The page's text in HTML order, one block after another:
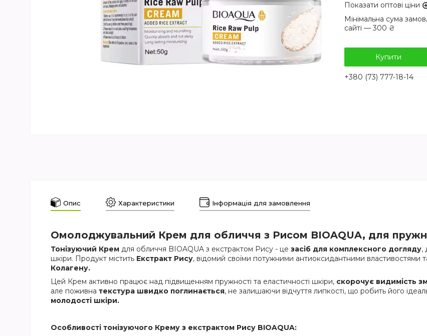
Показати оптові ціни
Мінімальна сума
сайті — 300 ₴
Купити
+380 (73) 777-18-14
Опис Характеристики Інформація для замовлення
Омолоджувальний Крем для обличчя з Рисом BIOAQUA, для
Тонізуючий Крем для обличчя BIOAQUA з екстрактом Рису - це засіб для комплексного догляду,
шкіри. Продукт містить Екстракт Рису, відомий своїми потужними антиоксидантними властивостями
Колагену.
Цей Крем активно працює над підвищенням пружності та еластичності шкіри, скорочує видимість
але поживна текстура швидко поглинається, не залишаючи відчуття липкості, що робить його
молодості шкіри.
Особливості тонізуючого Крему з екстрактом Рису BIOAQUA: